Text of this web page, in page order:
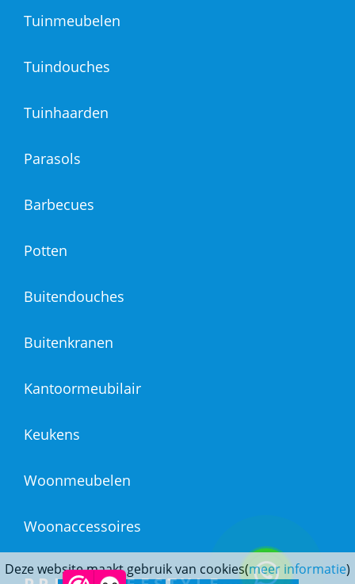
Deze website maakt gebruik van cookies(meer informatie)
Tuinmeubelen
Tuindouches
Tuinhaarden
Parasols
Barbecues
Potten
Buitendouches
Buitenkranen
Kantoormeubilair
Keukens
Woonmeubelen
Woonaccessoires